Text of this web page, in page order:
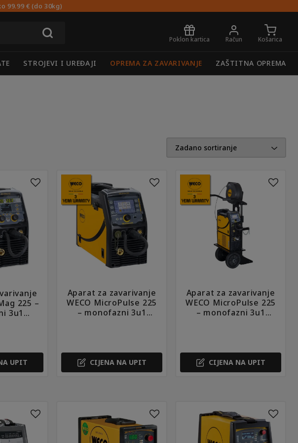
99.99 € (do 30kg)
STROJEVI I UREĐAJI OPREMA ZA ZAVARIVANJE ZAŠTITNA OPREMA
Košarica
Račun
Poklon kartica
225 –
3u1
UPIT
Aparat za zavarivanje
WECO MicroPulse 225
– monofazni 3u1
CIJENA NA UPIT
Aparat za zavarivanje
WECO MicroPulse 225
– monofazni 3u1
CIJENA NA UPIT